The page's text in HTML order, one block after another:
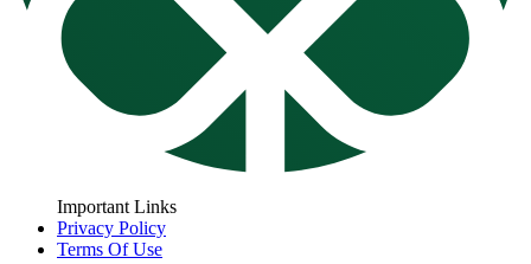
Important Links
Privacy Policy
Terms Of Use